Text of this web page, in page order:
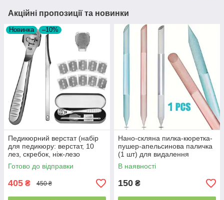
Акційні пропозиції та новинки
Новинка –10%
Педикюрний верстат (набір
для педикюру: верстат, 10
лез, скребок, ніж-лезо
футляр)
Готово до відправки
405 ₴ 450 ₴
Нано-скляна пилка-кюретка-
пушер-апельсинова паличка
(1 шт) для видалення
кутикули/птеригія манікюр-
педикюр
В наявності
150 ₴